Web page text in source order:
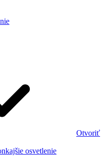
Otvoriť
osvetlenie